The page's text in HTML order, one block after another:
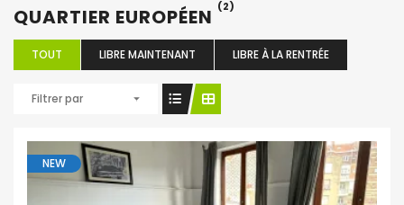
QUARTIER EUROPÉEN (2)
TOUT LIBRE MAINTENANT LIBRE À LA RENTRÉE
Filtrer par
NEW